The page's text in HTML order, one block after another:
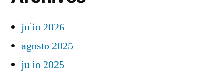
julio 2026
agosto 2025
julio 2025